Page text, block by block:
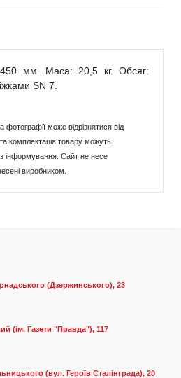
мм. Маса: 20,5 кг. Обсяг:
SN 7.
фотографії може відрізнятися від
комплектація товару можуть
інформування. Сайт не несе
виробником.
(Дзержинського), 23
(ім. Газети "Правда"), 117
(вул. Героїв Сталінграда), 20